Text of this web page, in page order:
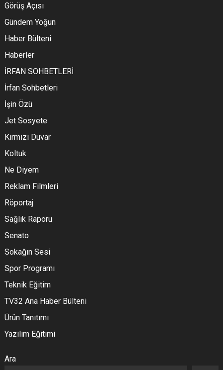
Görüş Açısı
Gündem Yoğun
Haber Bülteni
Haberler
İRFAN SOHBETLERİ
İrfan Sohbetleri
İşin Özü
Jet Sosyete
Kırmızı Duvar
Koltuk
Ne Diyem
Reklam Filmleri
Röportaj
Sağlık Raporu
Senato
Sokağın Sesi
Spor Programı
Teknik Eğitim
TV32 Ana Haber Bülteni
Ürün Tanıtımı
Yazılım Eğitimi
Ara